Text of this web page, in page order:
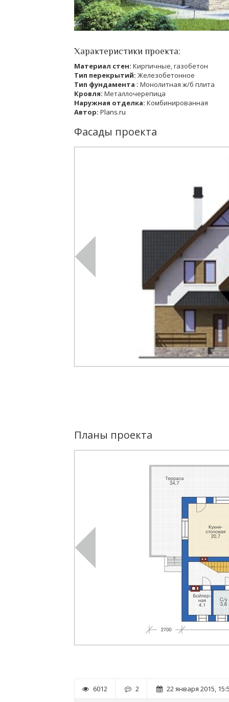
Характеристики проекта:
Материал стен: Кирпичные, газобетон
Тип перекрытий: Железобетонное
Тип фундамента : Монолитная ж/б плита
Кровля: Металлочерепица
Наружная отделка: Комбинированная
Автор: Plans.ru
Фасады проекта
Планы проекта
6012 2 22 января 2015,